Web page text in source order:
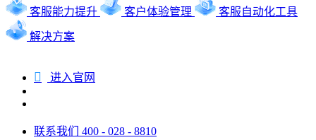
客服能力提升 客户体验管理 客服自动化工具
解决方案
 进入官网
联系我们 400 - 028 - 8810